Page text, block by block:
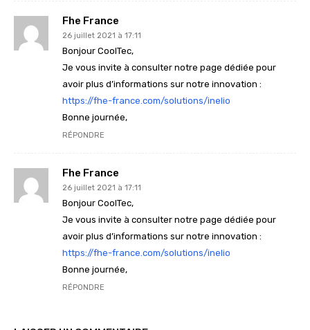
Fhe France
26 juillet 2021 à 17:11
Bonjour CoolTec,
Je vous invite à consulter notre page dédiée pour
avoir plus d’informations sur notre innovation :
https://fhe-france.com/solutions/inelio
Bonne journée,
RÉPONDRE
Fhe France
26 juillet 2021 à 17:11
Bonjour CoolTec,
Je vous invite à consulter notre page dédiée pour
avoir plus d’informations sur notre innovation :
https://fhe-france.com/solutions/inelio
Bonne journée,
RÉPONDRE